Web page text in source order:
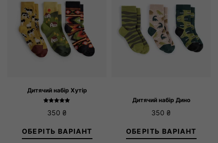
Розмір колготок
Дитячий набір Хутір
5.00
out of 5
350 ₴
ОБЕРІТЬ ВАРІАНТ
Дитячий набір Дино
350 ₴
ОБЕРІТЬ ВАРІАНТ